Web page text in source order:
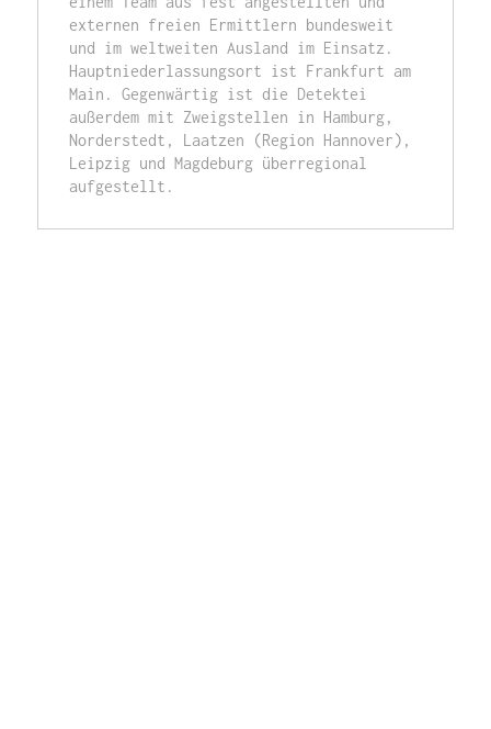
externen freien Ermittlern bundesweit
und im weltweiten Ausland im Einsatz.
Hauptniederlassungsort ist Frankfurt am
Main. Gegenwärtig ist die Detektei
außerdem mit Zweigstellen in Hamburg,
Norderstedt, Laatzen (Region Hannover),
Leipzig und Magdeburg überregional
aufgestellt.